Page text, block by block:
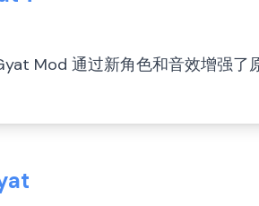
Mod 通过新角色和音效增强了